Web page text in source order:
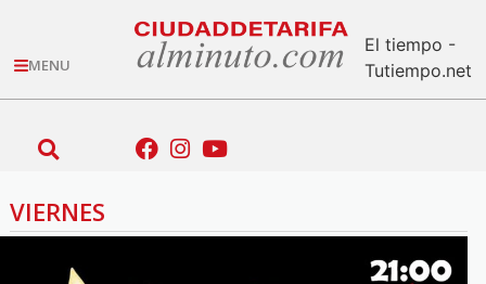
MENU
El tiempo -
Tutiempo.net
VIERNES